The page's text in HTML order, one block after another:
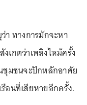
า ทางการมักจะหา
เกตว่าเพลิงไหม้ครั้ง
ชุมชนจะปักหลักอาศัย
อนที่เสียหายอีกครั้ง.